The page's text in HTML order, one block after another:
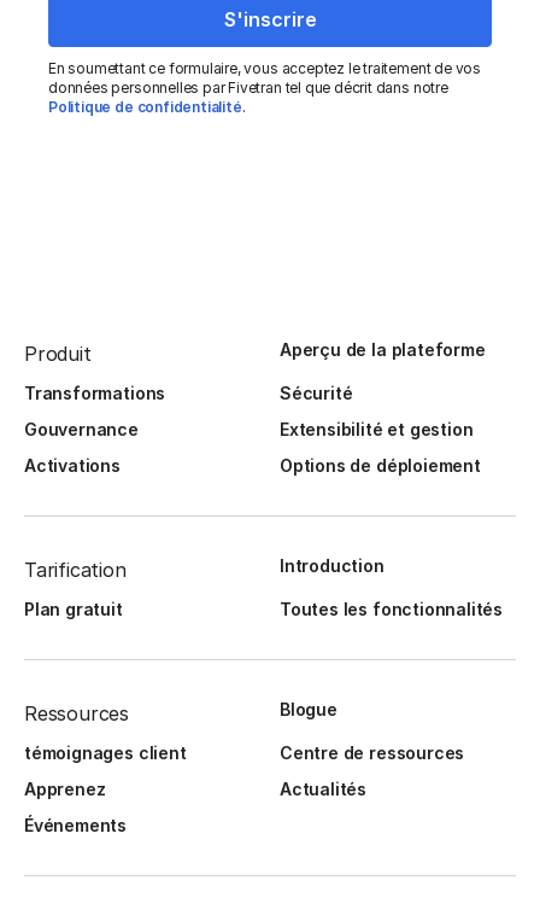
En soumettant ce formulaire, vous acceptez le traitement de vos
données personnelles par Fivetran tel que décrit dans notre
Politique de confidentialité.
Produit Aperçu de la plateforme
Transformations
Sécurité
Gouvernance
Extensibilité et gestion
Activations
Options de déploiement
Tarification Introduction
Plan gratuit Toutes les fonctionnalités
Ressources Blogue
témoignages client
Centre de ressources
Apprenez
Actualités
Événements